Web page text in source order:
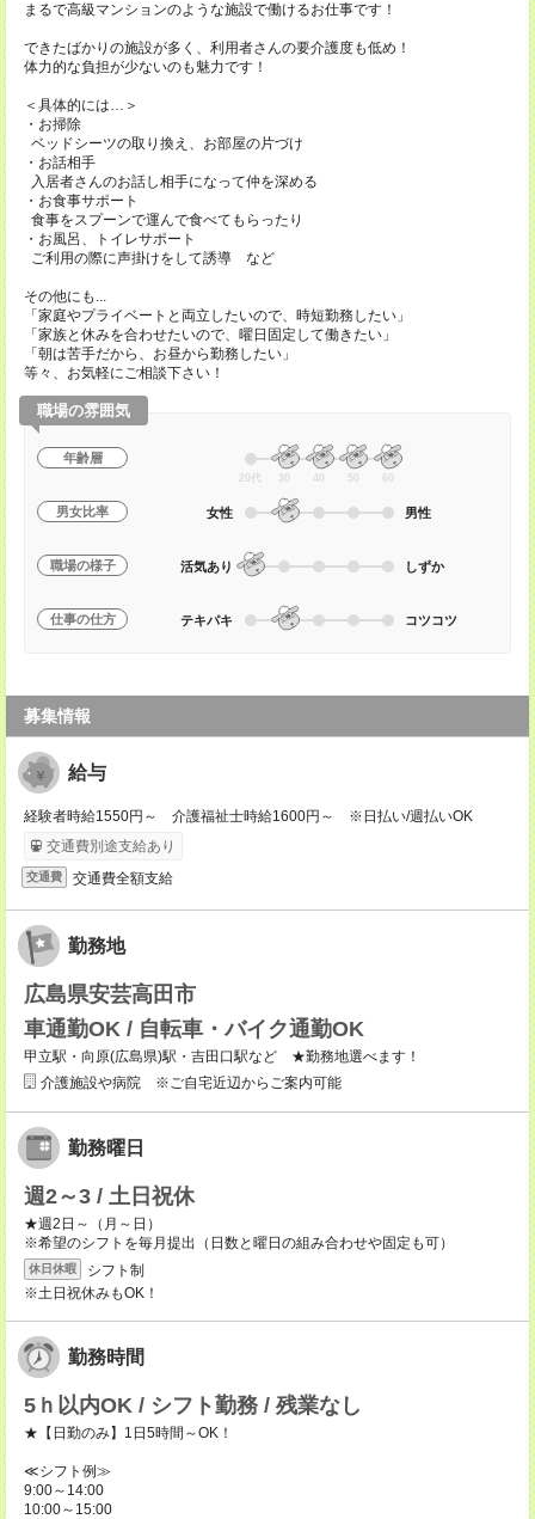
まるで高級マンションのような施設で働けるお仕事です！
できたばかりの施設が多く、利用者さんの要介護度も低め！
体力的な負担が少ないのも魅力です！
＜具体的には…＞
・お掃除
ベッドシーツの取り換え、お部屋の片づけ
・お話相手
入居者さんのお話し相手になって仲を深める
・お食事サポート
食事をスプーンで運んで食べてもらったり
・お風呂、トイレサポート
ご利用の際に声掛けをして誘導 など
その他にも...
「家庭やプライベートと両立したいので、時短勤務したい」
「家族と休みを合わせたいので、曜日固定して働きたい」
「朝は苦手だから、お昼から勤務したい」
等々、お気軽にご相談下さい！
職場の雰囲気
年齢層
20代 30 40 50 60
男女比率 女性 男性
職場の様子 活気あり しずか
仕事の仕方 テキパキ コツコツ
募集情報
給与
経験者時給1550円～ 介護福祉士時給1600円～ ※日払い/週払いOK
交通費別途支給あり
交通費 交通費全額支給
勤務地
広島県安芸高田市
車通勤OK / 自転車・バイク通勤OK
甲立駅・向原(広島県)駅・吉田口駅など ★勤務地選べます！
介護施設や病院 ※ご自宅近辺からご案内可能
勤務曜日
週2～3 / 土日祝休
★週2日～（月～日）
※希望のシフトを毎月提出（日数と曜日の組み合わせや固定も可）
休日休暇
シフト制
※土日祝休みもOK！
勤務時間
5ｈ以内OK / シフト勤務 / 残業なし
★【日勤のみ】1日5時間～OK！
≪シフト例≫
9:00～14:00
10:00～15:00